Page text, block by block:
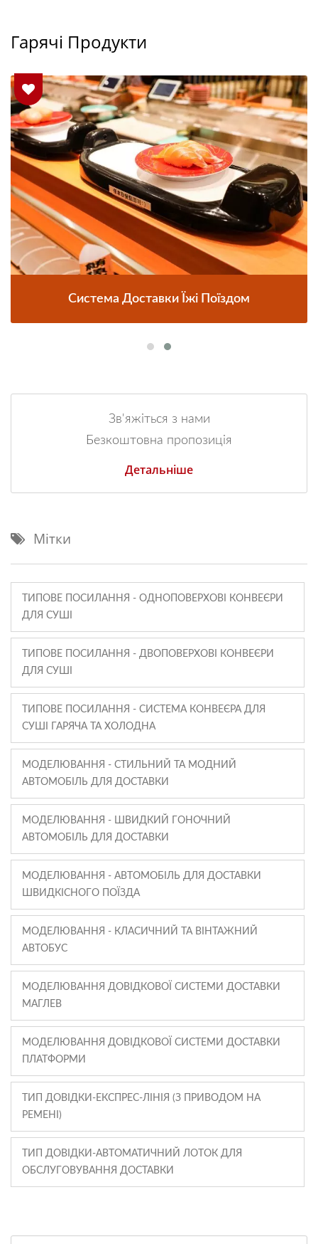
Гарячі Продукти
Система Доставки Їжі Поїздом
Зв'яжіться з нами
Безкоштовна пропозиція
Детальніше
Мітки
ТИПОВЕ ПОСИЛАННЯ - ОДНОПОВЕРХОВІ КОНВЕЄРИ
ДЛЯ СУШІ
ТИПОВЕ ПОСИЛАННЯ - ДВОПОВЕРХОВІ КОНВЕЄРИ
ДЛЯ СУШІ
ТИПОВЕ ПОСИЛАННЯ - СИСТЕМА КОНВЕЄРА ДЛЯ
СУШІ ГАРЯЧА ТА ХОЛОДНА
МОДЕЛЮВАННЯ - СТИЛЬНИЙ ТА МОДНИЙ
АВТОМОБІЛЬ ДЛЯ ДОСТАВКИ
МОДЕЛЮВАННЯ - ШВИДКИЙ ГОНОЧНИЙ
АВТОМОБІЛЬ ДЛЯ ДОСТАВКИ
МОДЕЛЮВАННЯ - АВТОМОБІЛЬ ДЛЯ ДОСТАВКИ
ШВИДКІСНОГО ПОЇЗДА
МОДЕЛЮВАННЯ - КЛАСИЧНИЙ ТА ВІНТАЖНИЙ
АВТОБУС
МОДЕЛЮВАННЯ ДОВІДКОВОЇ СИСТЕМИ ДОСТАВКИ
МАГЛЕВ
МОДЕЛЮВАННЯ ДОВІДКОВОЇ СИСТЕМИ ДОСТАВКИ
ПЛАТФОРМИ
ТИП ДОВІДКИ-ЕКСПРЕС-ЛІНІЯ (З ПРИВОДОМ НА
РЕМЕНІ)
ТИП ДОВІДКИ-АВТОМАТИЧНИЙ ЛОТОК ДЛЯ
ОБСЛУГОВУВАННЯ ДОСТАВКИ